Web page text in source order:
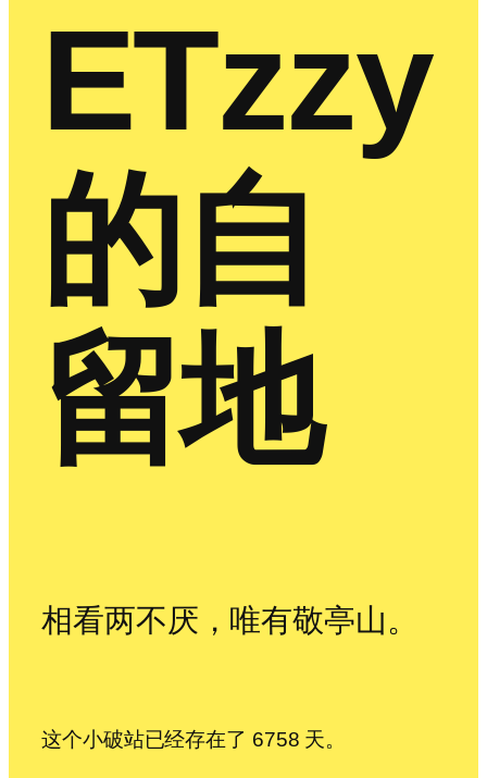
ETzzy
的自
留地
相看两不厌，唯有敬亭山。
这个小破站已经存在了 6758 天。